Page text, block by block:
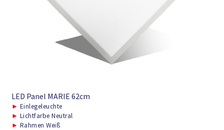
LED Panel MARIE 62cm
► Einlegeleuchte
► Lichtfarbe Neutral
► Rahmen Weiß